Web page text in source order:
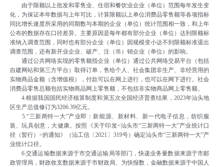
由于限额以上批发和零售业、住宿和餐饮业企业（单位）范围每年发生变
化，为保证本年数据与上年可比，计算限额以上单位消费品零售额等各项指标
同比增长速度所采用的同期数与本期的企业（单位）统计范围相一致，和上年
公布的数据存在口径差异。主要原因是每年都有部分企业（单位）达到限额标
准纳入调查范围，同时也有部分企业（单位）因规模变小达不到限额标准退出
调查范围，还有新开业企业、破产、注（吊）销企业（单位）的影响。
通过公共网络实现的零售额指企业（单位）通过公共网络交易平台（包括
自建网站和第三方平台）取得订单，售给个人、社会集团非生产、非经营用的
实物商品金额（含增值税），付款可以在网上进行，也可以在网下进行。社会
消费品零售总额包括实物商品网上零售额，不包括非实物商品网上零售额。
4.根据我国国民经济核算制度和第五次全国经济普查结果，2023年汕头地
区生产总值修订为3206.39亿元。
5.“三新两特一大”产业即：新能源、新材料、新一代电子信息，纺织服
装、玩具创意，大健康。按照《关于印发<汕头市“三新两特一大”产业统计口
径（暂行）>的通知》（汕工信〔2021〕319号）确定汕头市“三新两特一大”产
业统计口径。
6.交通运输数据来源于市交通运输局等部门，快递业务量数据来源于市邮
政管理局，财政收支数据来源于市财政局、为快报数，金融数据来源于中国人